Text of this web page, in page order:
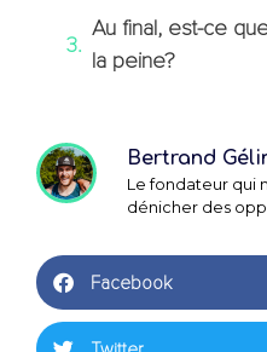
Au final, est-ce
la peine?
Bertrand
Le fondateur qui
dénicher des
Facebook